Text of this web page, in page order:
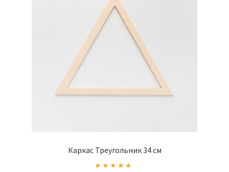
Каркас Треугольник 34 см